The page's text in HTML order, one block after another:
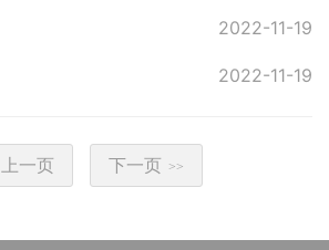
2022-11-19
2022-11-19
上一页 下一页 >>